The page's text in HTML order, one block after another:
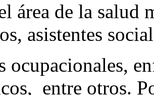
área de la salud
asistentes
ocupacionales,
entre otros.